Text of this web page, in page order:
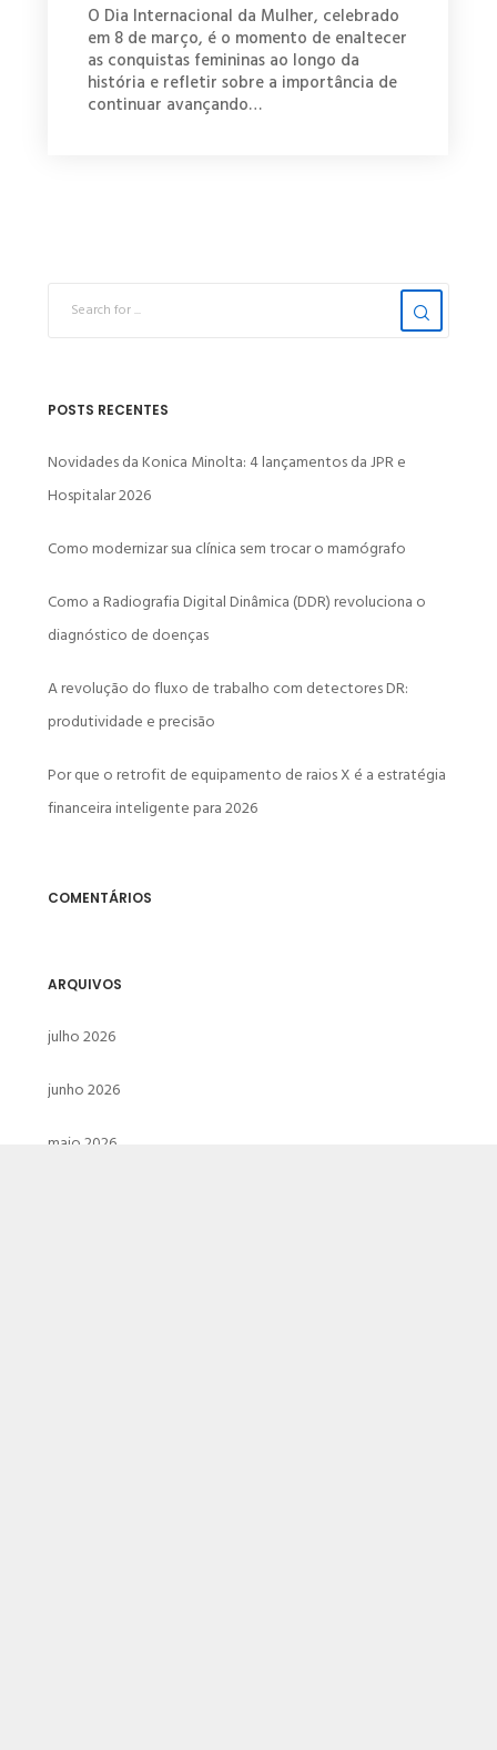
O Dia Internacional da Mulher, celebrado
em 8 de março, é o momento de enaltecer
as conquistas femininas ao longo da
história e refletir sobre a importância de
continuar avançando…
POSTS RECENTES
Novidades da Konica Minolta: 4 lançamentos da JPR e
Hospitalar 2026
Como modernizar sua clínica sem trocar o mamógrafo
Como a Radiografia Digital Dinâmica (DDR) revoluciona o
diagnóstico de doenças
A revolução do fluxo de trabalho com detectores DR:
produtividade e precisão
Por que o retrofit de equipamento de raios X é a estratégia
financeira inteligente para 2026
COMENTÁRIOS
ARQUIVOS
julho 2026
junho 2026
maio 2026